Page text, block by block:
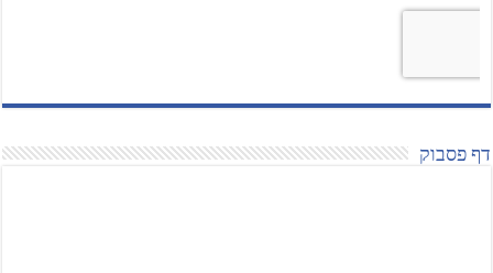
דף פסבוק